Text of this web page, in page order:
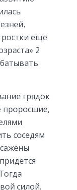
ростки еще
2
грядок
проросшие,
соседям
силой.